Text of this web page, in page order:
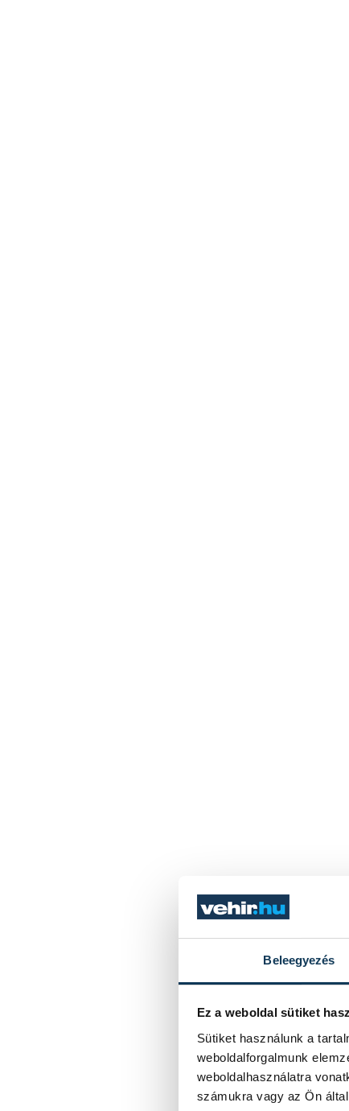
Beleegyezés
Ez a weboldal sütiket
Sütiket használunk a
weboldalforgalmunk
weboldalhasználatra
számukra vagy az Ön